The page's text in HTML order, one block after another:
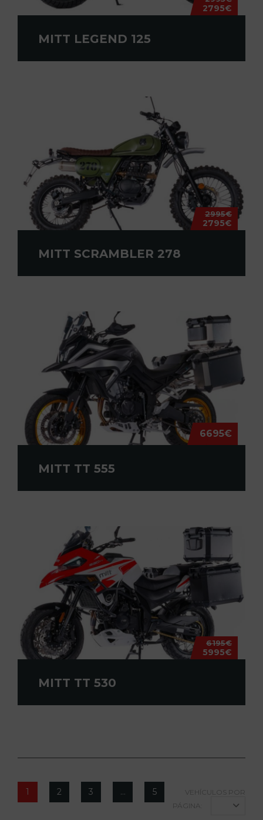
2795€
MITT LEGEND 125
2995€
2795€
MITT SCRAMBLER 278
6695€
MITT TT 555
6195€
5995€
MITT TT 530
1 2 3 … 5
VEHÍCULOS POR
PÁGINA: